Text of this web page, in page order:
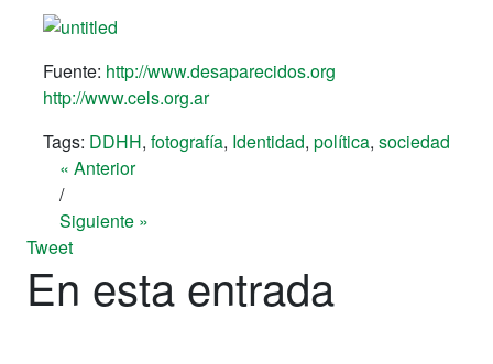
Fuente: http://www.desaparecidos.org
http://www.cels.org.ar
Tags: DDHH, fotografía, Identidad, política, sociedad
« Anterior
/
Siguiente »
Tweet
En esta entrada